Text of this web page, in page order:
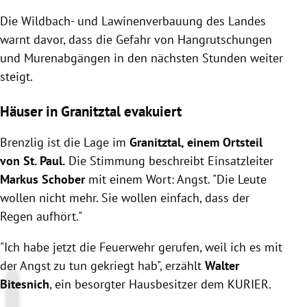
Die Wildbach- und Lawinenverbauung des Landes
warnt davor, dass die Gefahr von Hangrutschungen
und Murenabgängen in den nächsten Stunden weiter
steigt.
Häuser in Granitztal evakuiert
Brenzlig ist die Lage im Granitztal, einem Ortsteil
von St. Paul. Die Stimmung beschreibt Einsatzleiter
Markus Schober mit einem Wort: Angst. "Die Leute
wollen nicht mehr. Sie wollen einfach, dass der
Regen aufhört."
"Ich habe jetzt die Feuerwehr gerufen, weil ich es mit
der Angst zu tun gekriegt hab", erzählt Walter
Bitesnich, ein besorgter Hausbesitzer dem KURIER.